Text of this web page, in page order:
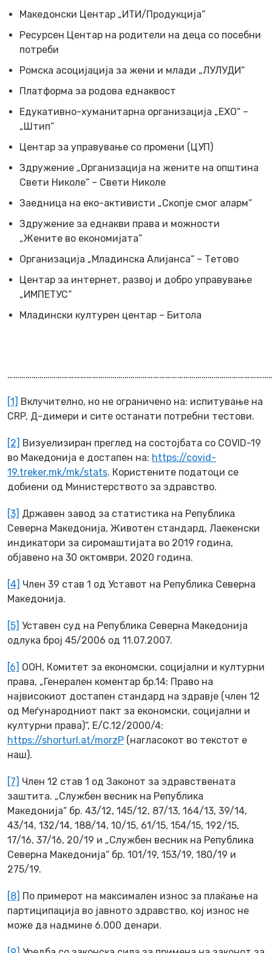
Македонски Центар „ИТИ/Продукција“
Ресурсен Центар на родители на деца со посебни
потреби
Ромска асоцијација за жени и млади „ЛУЛУДИ“
Платформа за родова еднаквост
Едукативно-хуманитарна организација „ЕХО“ –
„Штип“
Центар за управување со промени (ЦУП)
Здружение „Организација на жените на општина
Свети Николе“ – Свети Николе
Заедница на еко-активисти „Скопје смог аларм“
Здружение за еднакви права и можности
„Жените во економијата“
Организација „Младинска Алијанса“ – Тетово
Центар за интернет, развој и добро управување
„ИМПЕТУС“
Младински културен центар – Битола
[1] Вклучително, но не ограничено на: испитување на
CRP, Д-димери и сите останати потребни тестови.
[2] Визуелизиран преглед на состојбата со COVID-19
во Македонија е достапен на: https://covid-
19.treker.mk/mk/stats. Користените податоци се
добиени од Министерството за здравство.
[3] Државен завод за статистика на Република
Северна Македонија, Животен стандард, Лаекенски
индикатори за сиромаштијата во 2019 година,
објавено на 30 октомври, 2020 година.
[4] Член 39 став 1 од Уставот на Република Северна
Македонија.
[5] Уставен суд на Република Северна Македонија
одлука број 45/2006 од 11.07.2007.
[6] ООН, Комитет за економски, социјални и културни
права, „Генерален коментар бр.14: Право на
највисокиот достапен стандард на здравје (член 12
од Меѓународниот пакт за економски, социјални и
културни права)“, E/C.12/2000/4:
https://shorturl.at/morzP (нагласокот во текстот е
наш).
[7] Член 12 став 1 од Законот за здравствената
заштита. „Службен весник на Република
Македонија“ бр. 43/12, 145/12, 87/13, 164/13, 39/14,
43/14, 132/14, 188/14, 10/15, 61/15, 154/15, 192/15,
17/16, 37/16, 20/19 и „Службен весник на Република
Северна Македонија“ бр. 101/19, 153/19, 180/19 и
275/19.
[8] По примерот на максимален износ за плаќање на
партиципација во јавното здравство, кој износ не
може да надмине 6.000 денари.